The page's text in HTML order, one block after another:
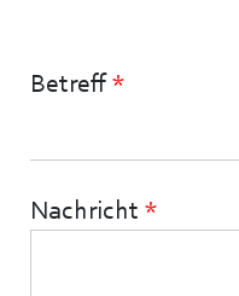
Betreff*
Nachricht *